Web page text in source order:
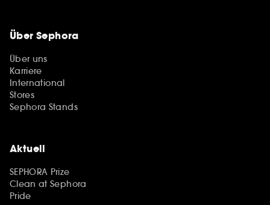
Über Sephora
Über uns
Karriere
International
Stores
Sephora Stands
Aktuell
SEPHORA Prize
Clean at Sephora
Pride